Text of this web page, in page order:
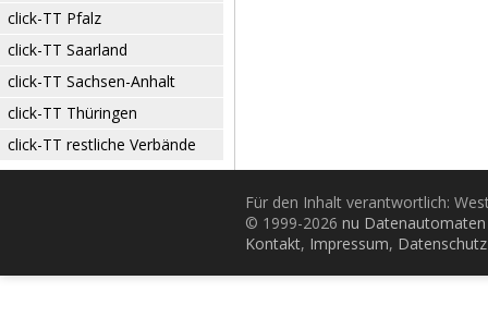
click-TT Pfalz
click-TT Saarland
click-TT Sachsen-Anhalt
click-TT Thüringen
click-TT restliche Verbände
Für den Inhalt verantwortlich:
© 1999-2026 nu
Kontakt, Impressum, Datenschutz